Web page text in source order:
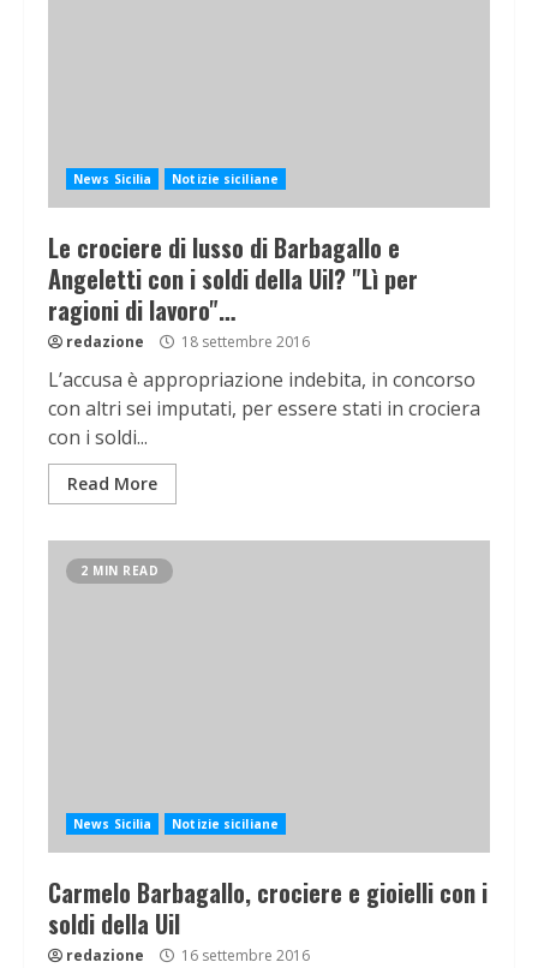
News Sicilia Notizie siciliane
Le crociere di lusso di Barbagallo e
Angeletti con i soldi della Uil? "Lì per
ragioni di lavoro"…
redazione 18 settembre 2016
L’accusa è appropriazione indebita, in concorso
con altri sei imputati, per essere stati in crociera
con i soldi...
Read More
2 MIN READ
News Sicilia Notizie siciliane
Carmelo Barbagallo, crociere e gioielli con i
soldi della Uil
redazione 16 settembre 2016